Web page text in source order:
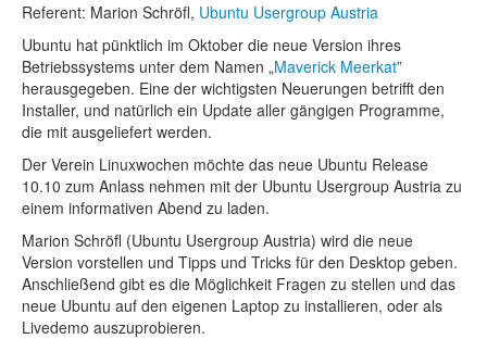
Referent: Marion Schröfl, Ubuntu Usergroup Austria
Ubuntu hat pünktlich im Oktober die neue Version ihres
Betriebssystems unter dem Namen „Maverick Meerkat”
herausgegeben. Eine der wichtigsten Neuerungen betrifft den
Installer, und natürlich ein Update aller gängigen Programme,
die mit ausgeliefert werden.
Der Verein Linuxwochen möchte das neue Ubuntu Release
10.10 zum Anlass nehmen mit der Ubuntu Usergroup Austria zu
einem informativen Abend zu laden.
Marion Schröfl (Ubuntu Usergroup Austria) wird die neue
Version vorstellen und Tipps und Tricks für den Desktop geben.
Anschließend gibt es die Möglichkeit Fragen zu stellen und das
neue Ubuntu auf den eigenen Laptop zu installieren, oder als
Livedemo auszuprobieren.